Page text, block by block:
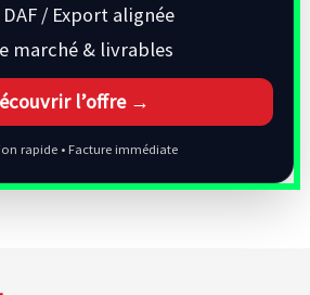
/ Export alignée
marché & livrables
l’offre →
rapide • Facture immédiate